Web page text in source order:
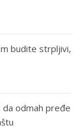
budite strpljivi,
da odmah pređe